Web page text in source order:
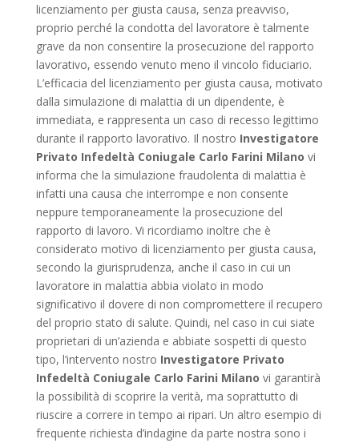
licenziamento per giusta causa, senza preavviso,
proprio perché la condotta del lavoratore è talmente
grave da non consentire la prosecuzione del rapporto
lavorativo, essendo venuto meno il vincolo fiduciario.
L’efficacia del licenziamento per giusta causa, motivato
dalla simulazione di malattia di un dipendente, è
immediata, e rappresenta un caso di recesso legittimo
durante il rapporto lavorativo. Il nostro Investigatore
Privato Infedeltà Coniugale Carlo Farini Milano vi
informa che la simulazione fraudolenta di malattia è
infatti una causa che interrompe e non consente
neppure temporaneamente la prosecuzione del
rapporto di lavoro. Vi ricordiamo inoltre che è
considerato motivo di licenziamento per giusta causa,
secondo la giurisprudenza, anche il caso in cui un
lavoratore in malattia abbia violato in modo
significativo il dovere di non compromettere il recupero
del proprio stato di salute. Quindi, nel caso in cui siate
proprietari di un’azienda e abbiate sospetti di questo
tipo, l’intervento nostro Investigatore Privato
Infedeltà Coniugale Carlo Farini Milano vi garantirà
la possibilità di scoprire la verità, ma soprattutto di
riuscire a correre in tempo ai ripari. Un altro esempio di
frequente richiesta d’indagine da parte nostra sono i